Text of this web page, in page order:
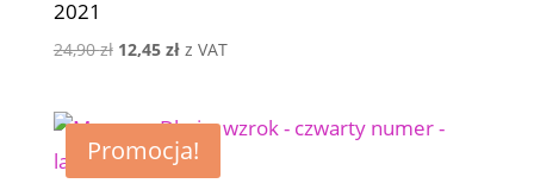
2021
24,90zł Pierwotna
24,90 zł.
12,45 złAktualna
12,45 zł.
z VAT
Promocja!